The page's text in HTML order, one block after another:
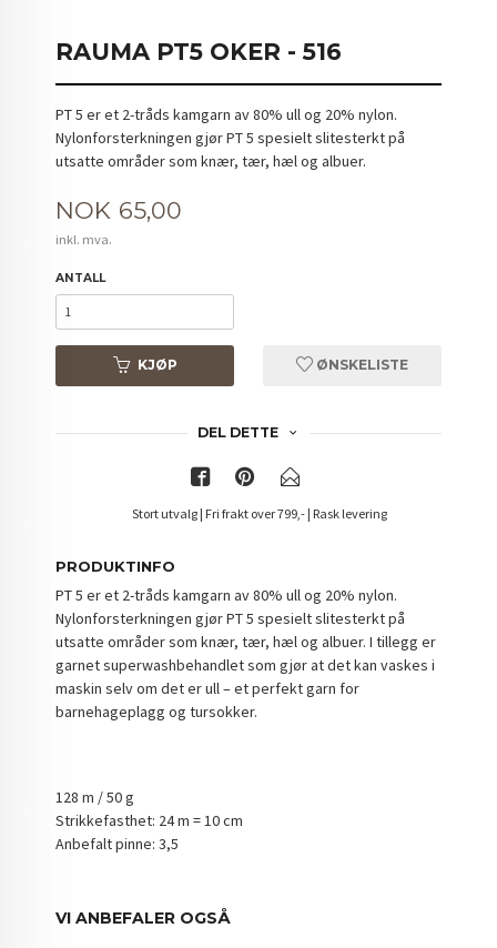
RAUMA PT5 OKER - 516
PT 5 er et 2-tråds kamgarn av 80% ull og 20% nylon.
Nylonforsterkningen gjør PT 5 spesielt slitesterkt på
utsatte områder som knær, tær, hæl og albuer.
Pris
NOK 65,00
inkl. mva.
ANTALL
KJØP ØNSKELISTE
DEL DETTE
Stort utvalg | Fri frakt over 799,- | Rask levering
PRODUKTINFO
PT 5 er et 2-tråds kamgarn av 80% ull og 20% nylon.
Nylonforsterkningen gjør PT 5 spesielt slitesterkt på
utsatte områder som knær, tær, hæl og albuer. I tillegg er
garnet superwashbehandlet som gjør at det kan vaskes i
maskin selv om det er ull – et perfekt garn for
barnehageplagg og tursokker.
128 m / 50 g
Strikkefasthet: 24 m = 10 cm
Anbefalt pinne: 3,5
VI ANBEFALER OGSÅ